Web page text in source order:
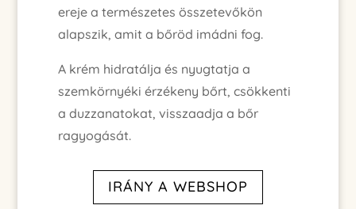
ereje a természetes összetevőkön
alapszik, amit a bőröd imádni fog.
A krém hidratálja és nyugtatja a
szemkörnyéki érzékeny bőrt, csökkenti
a duzzanatokat, visszaadja a bőr
ragyogását.
IRÁNY A WEBSHOP